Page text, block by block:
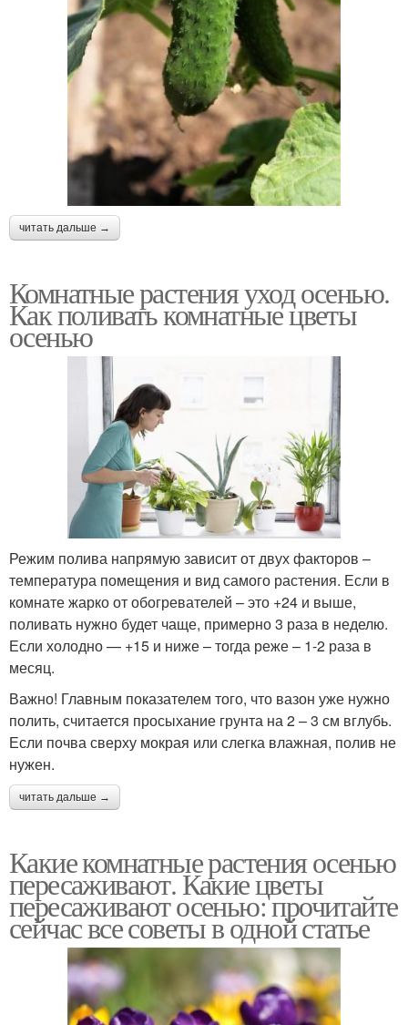
читать дальше →
Комнатные растения уход осенью.
Как поливать комнатные цветы
осенью
Режим полива напрямую зависит от двух факторов –
температура помещения и вид самого растения. Если в
комнате жарко от обогревателей – это +24 и выше,
поливать нужно будет чаще, примерно 3 раза в неделю.
Если холодно — +15 и ниже – тогда реже – 1-2 раза в
месяц.
Важно! Главным показателем того, что вазон уже нужно
полить, считается просыхание грунта на 2 – 3 см вглубь.
Если почва сверху мокрая или слегка влажная, полив не
нужен.
читать дальше →
Какие комнатные растения осенью
пересаживают. Какие цветы
пересаживают осенью: прочитайте
сейчас все советы в одной статье